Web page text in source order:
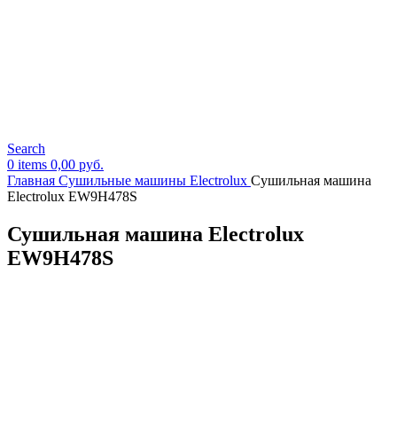
Search
0 items 0,00 руб.
Главная Сушильные машины Electrolux Сушильная машина
Electrolux EW9H478S
Сушильная машина Electrolux
EW9H478S